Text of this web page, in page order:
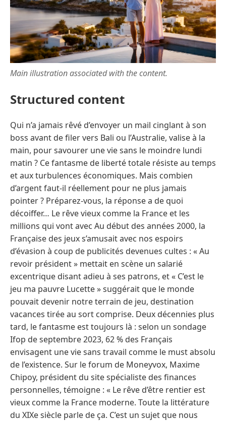
Main illustration associated with the content.
Structured content
Qui n’a jamais rêvé d’envoyer un mail cinglant à son
boss avant de filer vers Bali ou l’Australie, valise à la
main, pour savourer une vie sans le moindre lundi
matin ? Ce fantasme de liberté totale résiste au temps
et aux turbulences économiques. Mais combien
d’argent faut-il réellement pour ne plus jamais
pointer ? Préparez-vous, la réponse a de quoi
décoiffer… Le rêve vieux comme la France et les
millions qui vont avec Au début des années 2000, la
Française des jeux s’amusait avec nos espoirs
d’évasion à coup de publicités devenues cultes : « Au
revoir président » mettait en scène un salarié
excentrique disant adieu à ses patrons, et « C’est le
jeu ma pauvre Lucette » suggérait que le monde
pouvait devenir notre terrain de jeu, destination
vacances tirée au sort comprise. Deux décennies plus
tard, le fantasme est toujours là : selon un sondage
Ifop de septembre 2023, 62 % des Français
envisagent une vie sans travail comme le must absolu
de l’existence. Sur le forum de Moneyvox, Maxime
Chipoy, président du site spécialiste des finances
personnelles, témoigne : « Le rêve d’être rentier est
vieux comme la France moderne. Toute la littérature
du XIXe siècle parle de ça. C’est un sujet que nous